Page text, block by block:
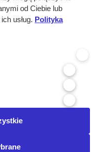
800 800 707
od Ciebie lub
usług. Polityka